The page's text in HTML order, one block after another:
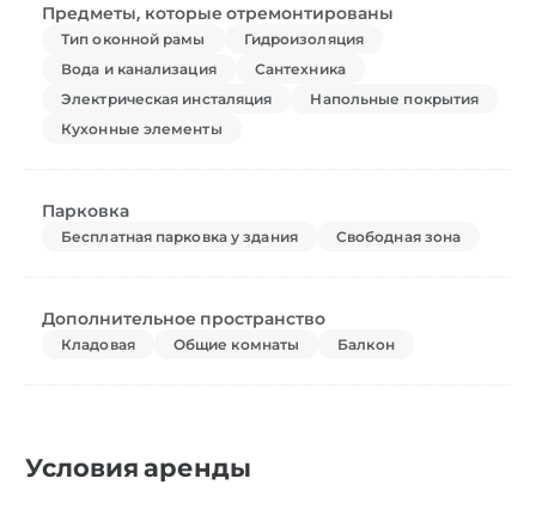
Предметы, которые отремонтированы
Тип оконной рамы
Гидроизоляция
Вода и канализация
Сантехника
Электрическая инсталяция
Напольные покрытия
Кухонные элементы
Парковка
Бесплатная парковка у здания Свободная зона
Дополнительное пространство
Кладовая Общие комнаты Балкон
Условия аренды